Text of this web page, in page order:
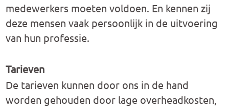
medewerkers moeten voldoen. En kennen zij
deze mensen vaak persoonlijk in de uitvoering
van hun professie.
Tarieven
De tarieven kunnen door ons in de hand
worden gehouden door lage overheadkosten,